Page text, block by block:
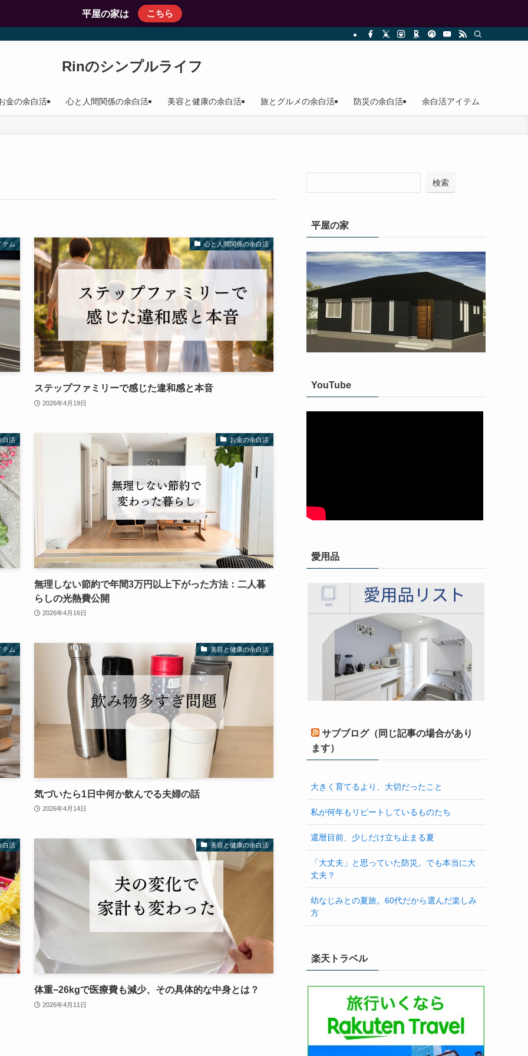
平屋の家は こちら
Rinのシンプルライフ
金の余白活 心と人間関係の余白活 美容と健康の余白活 旅とグルメの余白活 防災の余白活 余白活アイテム
テム 心と人間関係の余白活
ステップファミリーで感じた違和感と本音
2026年4月19日
白活 お金の余白活
無理しない節約で年間3万円以上下がった方法：二人暮
らしの光熱費公開
2026年4月16日
テム 美容と健康の余白活
気づいたら1日中何か飲んでる夫婦の話
2026年4月14日
白活 美容と健康の余白活
体重−26kgで医療費も減少、その具体的な中身とは？
2026年4月11日
検索
平屋の家
YouTube
愛用品
サブブログ（同じ記事の場合があり
ます）
大きく育てるより、大切だったこと
私が何年もリピートしているものたち
還暦目前、少しだけ立ち止まる夏
「大丈夫」と思っていた防災。でも本当に大
丈夫？
幼なじみとの夏旅。60代だから選んだ楽しみ
方
楽天トラベル